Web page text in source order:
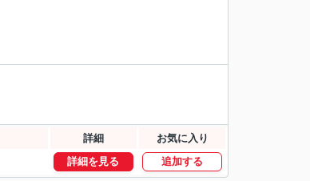
詳細 お気に入り
詳細を見る 追加する